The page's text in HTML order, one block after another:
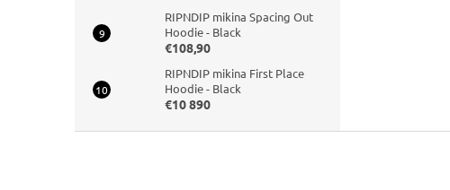
RIPNDIP mikina Spacing Out
Hoodie - Black
€108,90
RIPNDIP mikina First Place
Hoodie - Black
€10 890